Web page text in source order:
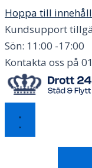
Hoppa till innehåll
Kundsupport
Sön: 11:00 -17:00
Kontakta oss på